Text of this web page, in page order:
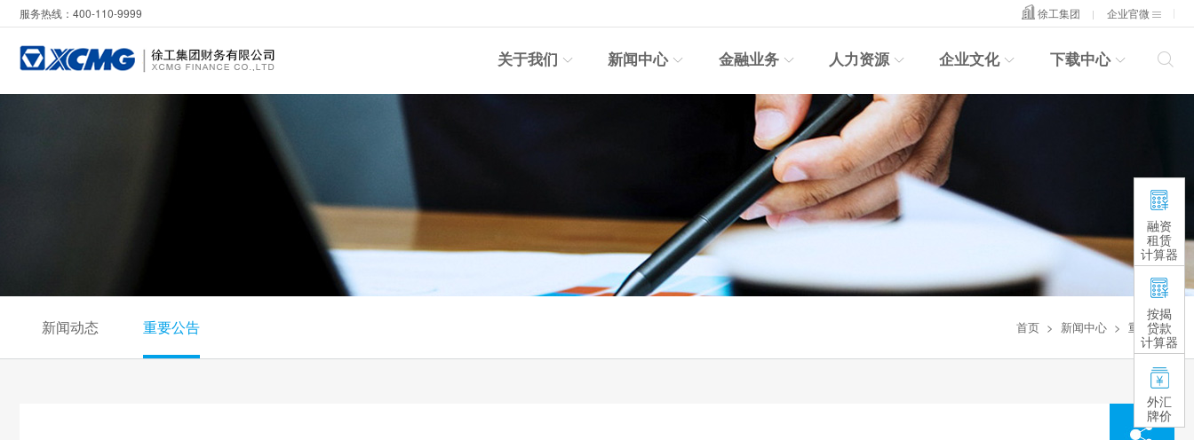
服务热线：400-110-9999 企业官微
徐工集团

关于我们  新闻中心  金融业务  人力资源  企业文化  下载中心 
新闻动态 重要公告 首页 > 新闻中心 > 重要公告
融资
租赁
计算器
按揭
贷款
计算器
外汇
牌价